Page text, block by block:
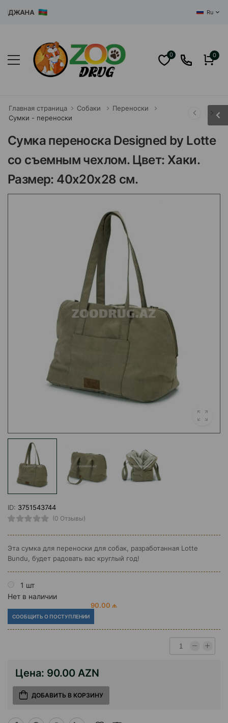
Ru
0 0
Главная страница Собаки
Переноски
Сумки - переноски
Сумка переноска Designed by Lotte
со съемным чехлом. Цвет: Хаки.
Размер: 40x20x28 см.
ID: 3751543744
(0 Отзывы)
Эта сумка для переноски для собак, разработанная Lotte
Bundu, будет радовать вас круглый год!
1 шт
Нет в наличии
90.00 ₼
СООБЩИТЬ О ПОСТУПЛЕНИИ
Цена: 90.00 AZN
ДОБАВИТЬ В КОРЗИНУ